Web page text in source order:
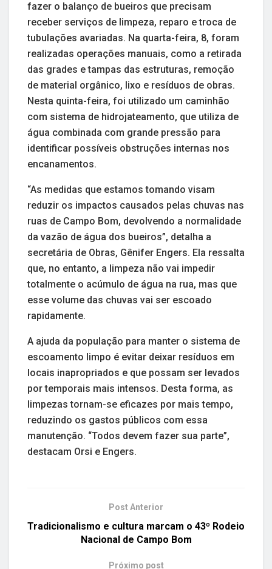
fazer o balanço de bueiros que precisam
receber serviços de limpeza, reparo e troca de
tubulações avariadas. Na quarta-feira, 8, foram
realizadas operações manuais, como a retirada
das grades e tampas das estruturas, remoção
de material orgânico, lixo e resíduos de obras.
Nesta quinta-feira, foi utilizado um caminhão
com sistema de hidrojateamento, que utiliza de
água combinada com grande pressão para
identificar possíveis obstruções internas nos
encanamentos.
“As medidas que estamos tomando visam
reduzir os impactos causados pelas chuvas nas
ruas de Campo Bom, devolvendo a normalidade
da vazão de água dos bueiros”, detalha a
secretária de Obras, Gênifer Engers. Ela ressalta
que, no entanto, a limpeza não vai impedir
totalmente o acúmulo de água na rua, mas que
esse volume das chuvas vai ser escoado
rapidamente.
A ajuda da população para manter o sistema de
escoamento limpo é evitar deixar resíduos em
locais inapropriados e que possam ser levados
por temporais mais intensos. Desta forma, as
limpezas tornam-se eficazes por mais tempo,
reduzindo os gastos públicos com essa
manutenção. “Todos devem fazer sua parte”,
destacam Orsi e Engers.
Post Anterior
Tradicionalismo e cultura marcam o 43º Rodeio
Nacional de Campo Bom
Próximo post